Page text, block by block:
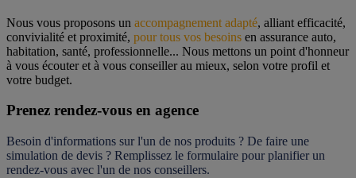
Nous vous proposons un accompagnement adapté, alliant efficacité,
convivialité et proximité, pour tous vos besoins en assurance auto,
habitation, santé, professionnelle... Nous mettons un point d'honneur
à vous écouter et à vous conseiller au mieux, selon votre profil et
votre budget.
Prenez rendez-vous en agence
Besoin d'informations sur l'un de nos produits ? De faire une
simulation de devis ? Remplissez le formulaire pour planifier un
rendez-vous avec l'un de nos conseillers.